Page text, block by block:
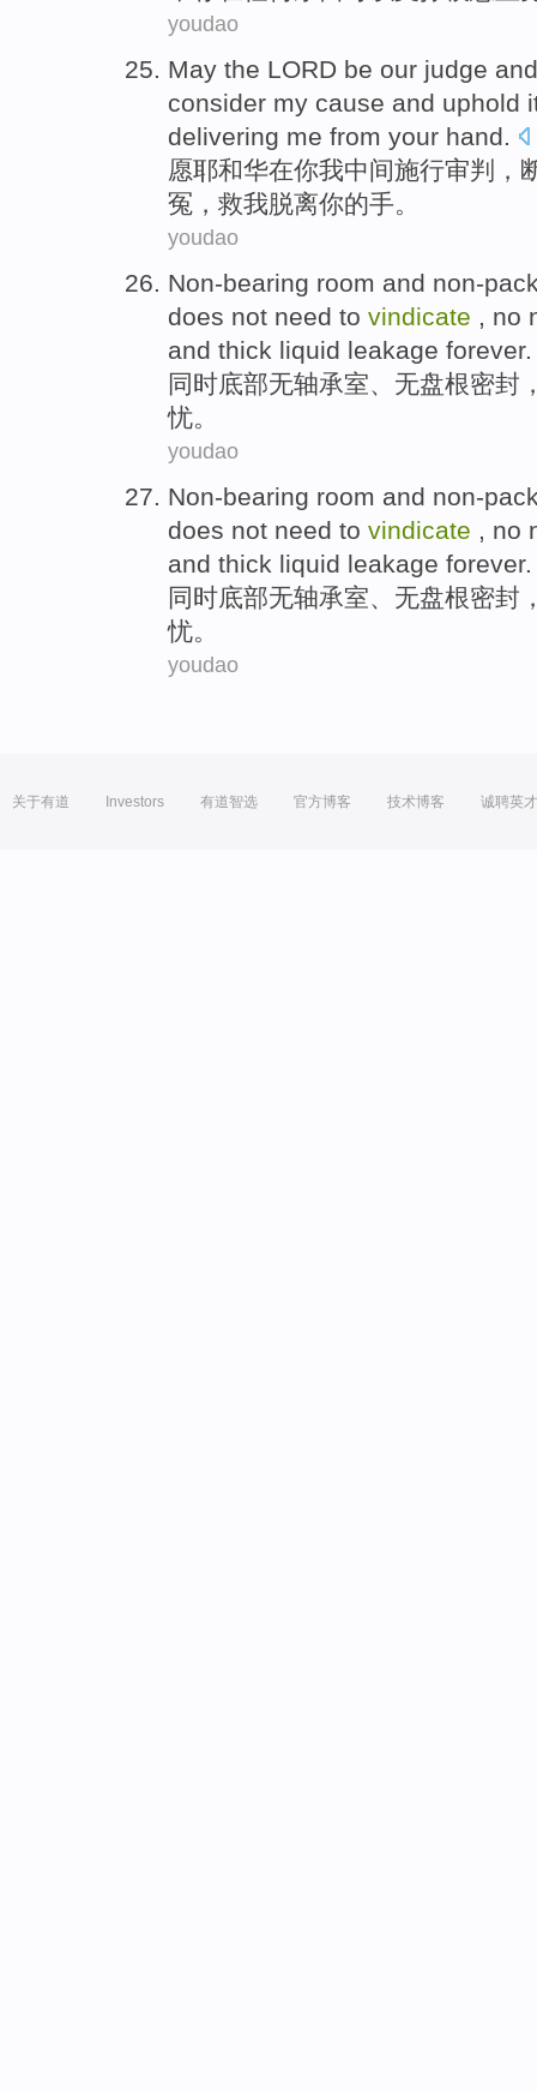
youdao
May the LORD be our judge
consider my cause and uphold
delivering me from your hand.
愿耶和华在你我中间施行审判 ，
冤 ， 救我脱离你的手。
youdao
Non-bearing room and non-
does not need to vindicate , no
and thick liquid leakage forever.
同时底部无轴承室、无盘根密封
忧。
youdao
Non-bearing room and non-
does not need to vindicate , no
and thick liquid leakage forever.
同时底部无轴承室、无盘根密封
忧。
youdao
关于有道 Investors 有道智选 官方博客 技术博客 诚聘英才